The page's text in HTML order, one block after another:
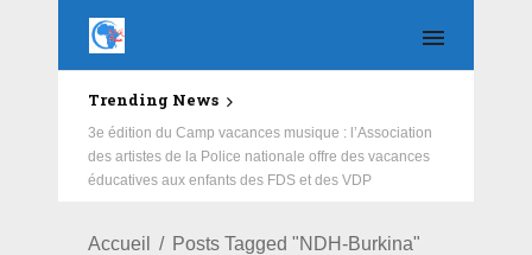
Trending News
Education : la fédération de la Russie rénove les
écoles primaire et collège du Camp Général
Aboubacar Sangoulé Lamizana
Accueil Posts Tagged "NDH-Burkina"